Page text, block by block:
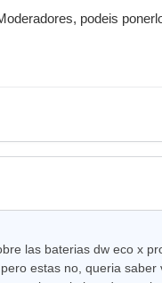
podeis
las baterias dw eco x
estas no, queria